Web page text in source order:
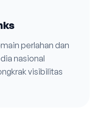
perlahan dan
nasional
visibilitas